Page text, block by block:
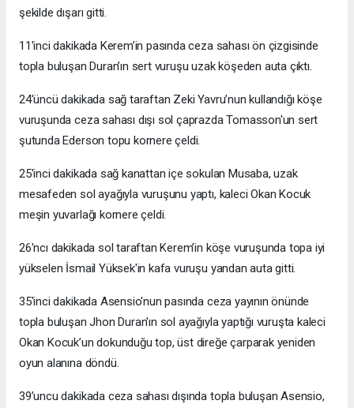
şekilde dışarı gitti.
11'inci dakikada Kerem’in pasında ceza sahası ön çizgisinde
topla buluşan Duran’ın sert vuruşu uzak köşeden auta çıktı.
24'üncü dakikada sağ taraftan Zeki Yavru’nun kullandığı köşe
vuruşunda ceza sahası dışı sol çaprazda Tomasson'un sert
şutunda Ederson topu kornere çeldi.
25'inci dakikada sağ kanattan içe sokulan Musaba, uzak
mesafeden sol ayağıyla vuruşunu yaptı, kaleci Okan Kocuk
meşin yuvarlağı kornere çeldi.
26'ncı dakikada sol taraftan Kerem’in köşe vuruşunda topa iyi
yükselen İsmail Yüksek'in kafa vuruşu yandan auta gitti.
35'inci dakikada Asensio'nun pasında ceza yayının önünde
topla buluşan Jhon Duran'ın sol ayağıyla yaptığı vuruşta kaleci
Okan Kocuk’un dokunduğu top, üst direğe çarparak yeniden
oyun alanına döndü.
39’uncu dakikada ceza sahası dışında topla buluşan Asensio,